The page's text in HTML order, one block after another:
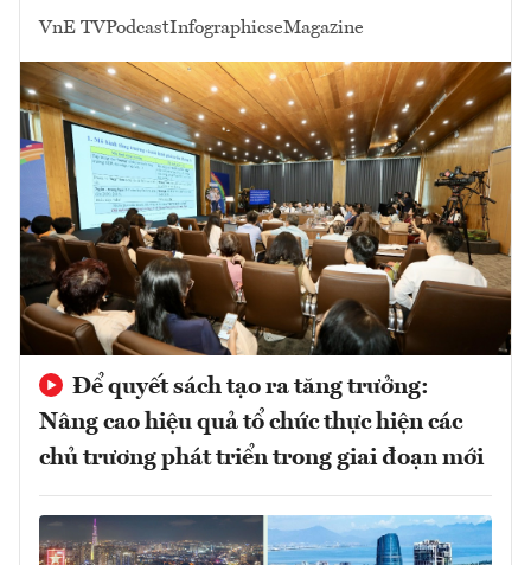
VnE TVPodcastInfographicseMagazine
Để quyết sách tạo ra tăng trưởng:
Nâng cao hiệu quả tổ chức thực hiện các
chủ trương phát triển trong giai đoạn mới